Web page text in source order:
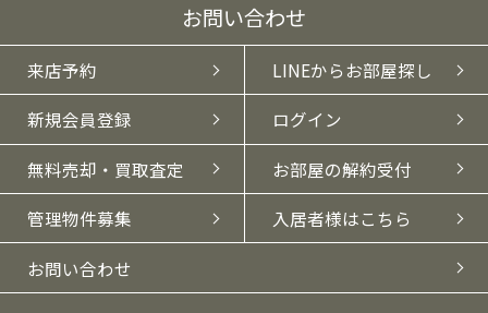
お問い合わせ
来店予約 LINEからお部屋探し
新規会員登録 ログイン
無料売却・買取査定 お部屋の解約受付
管理物件募集 入居者様はこちら
お問い合わせ